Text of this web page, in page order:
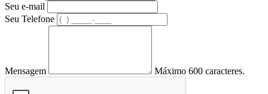
Seu e-mail
Seu Telefone
Mensagem Máximo 600 caracteres.